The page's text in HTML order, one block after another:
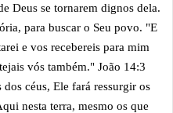
Deus se tornarem dignos dela.
para buscar o Seu povo. "E
e vos recebereis para mim
vós também." João 14:3
dos céus, Ele fará ressurgir os
nesta terra, mesmo os que